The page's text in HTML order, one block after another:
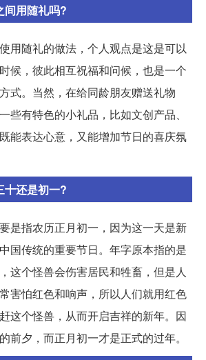
间用随礼吗?
用随礼的做法，个人观点是这是可以
候，彼此相互祝福和问候，也是一个
式。当然，在给同龄朋友赠送礼物
些有特色的小礼品，比如文创产品、
能表达心意，又能增加节日的喜庆氛
十还是初一?
是指农历正月初一，因为这一天是新
国传统的重要节日。年字原本指的是
这个怪兽会伤害居民和牲畜，但是人
害怕红色和响声，所以人们就用红色
这个怪兽，从而开启吉祥的新年。因
前夕，而正月初一才是正式的过年。